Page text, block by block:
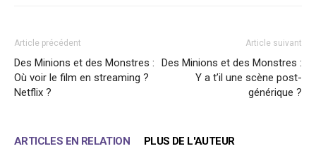
Article précédent
Des Minions et des Monstres :
Où voir le film en streaming ?
Netflix ?
Article suivant
Des Minions et des Monstres :
Y a t’il une scène post-
générique ?
ARTICLES EN RELATION PLUS DE L'AUTEUR